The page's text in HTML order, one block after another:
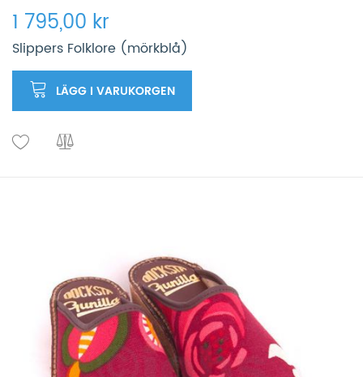
1 795,00 kr
Slippers Folklore (mörkblå)
LÄGG I VARUKORGEN